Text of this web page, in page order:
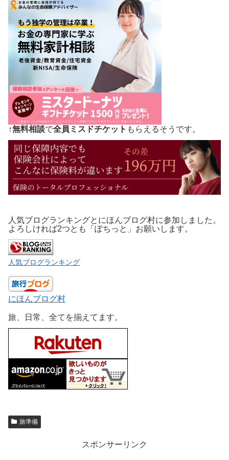
↑無料相談で全員ミスドチケット もらえるそうです。
人気ブログランキングとにほんブログ村に参加しました。
よろしければ2つとも「ぽちっと」お願いします。
人気ブログランキング
にほんブログ村
旅、日常、全てを揃えてます。
旅準備
スポンサーリンク